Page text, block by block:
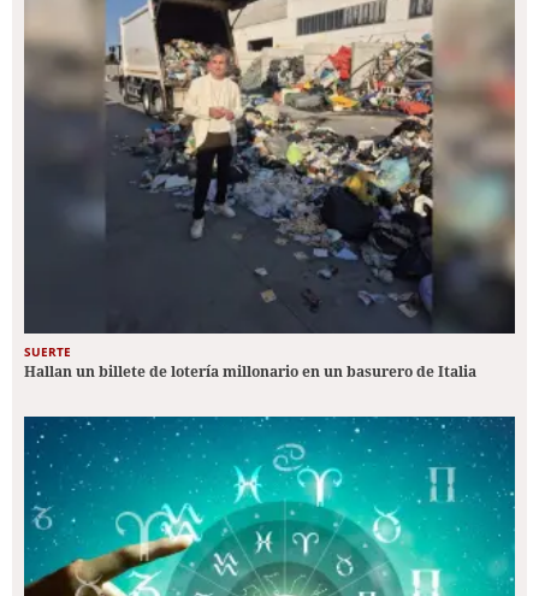
SUERTE
Hallan un billete de lotería millonario en un basurero de Italia